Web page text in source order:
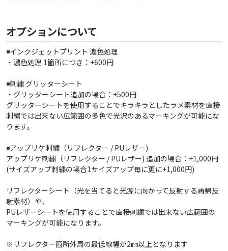
オプションについて
◾️インクジェットプリント 濃色処理
・濃色処理 1箇所につき：+600円
◾️刺繍 グリッターシート
・グリッターシート追加の場合：+500円
グリッターシートを使用することでキラキラとしたラメ素材を直接
刺繍では出来ない広範囲の多色で光沢のあるマーキングが可能にな
ります。
◾️アップリケ刺繍（リフレクター / PUレザー)
アップリケ刺繍（リフレクター / PUレザー) 追加の場合：+1,000円
(サイズアップ刺繍の場合1サイズアップ毎に更に+1,000円)
リフレクターシート（光を当てると光源に向かって反射する再帰反
射素材）や、
PUレザーシートを使用することで直接刺繍では出来ない広範囲の
マーキングが可能になります。
※リフレクター箇所外周の最低線幅が2㎜以上となります